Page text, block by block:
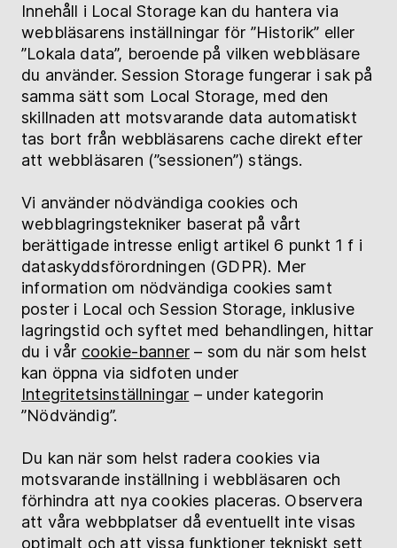
Innehåll i Local Storage kan du hantera via
webbläsarens inställningar för ”Historik” eller
”Lokala data”, beroende på vilken webbläsare
du använder. Session Storage fungerar i sak på
samma sätt som Local Storage, med den
skillnaden att motsvarande data automatiskt
tas bort från webbläsarens cache direkt efter
att webbläsaren (”sessionen”) stängs.
Vi använder nödvändiga cookies och
webblagringstekniker baserat på vårt
berättigade intresse enligt artikel 6 punkt 1 f i
dataskyddsförordningen (GDPR). Mer
information om nödvändiga cookies samt
poster i Local och Session Storage, inklusive
lagringstid och syftet med behandlingen, hittar
du i vår cookie-banner– som du när som helst
kan öppna via sidfoten under
Integritetsinställningar – under kategorin
”Nödvändig”.
Du kan när som helst radera cookies via
motsvarande inställning i webbläsaren och
förhindra att nya cookies placeras. Observera
att våra webbplatser då eventuellt inte visas
optimalt och att vissa funktioner tekniskt sett